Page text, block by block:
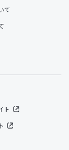
て
ト